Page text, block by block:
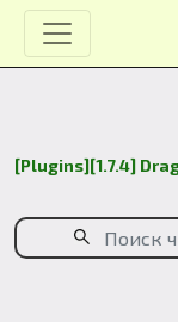
[Plugins][1.7.4]